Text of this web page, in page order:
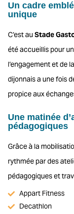
Un cadre
unique
C’est au Stade
été accueillis pour
l’engagement et de
dijonnais a une fois
propice aux
Une matinée
pédagogiques
Grâce à la
rythmée par des
pédagogiques et
Appart Fitness
Decathlon